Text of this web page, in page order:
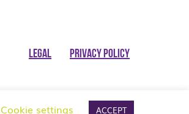
LEGAL PRIVACY POLICY
Cookie settings ACCEPT